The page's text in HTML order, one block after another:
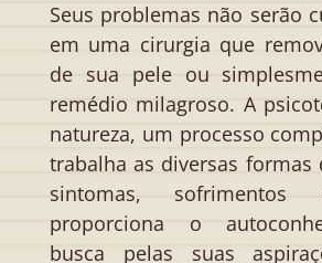
Seus problemas não serão
em uma cirurgia que
de sua pele ou
remédio milagroso. A
natureza, um processo
trabalha as diversas formas
sintomas, sofrimentos
proporciona o
busca pelas suas